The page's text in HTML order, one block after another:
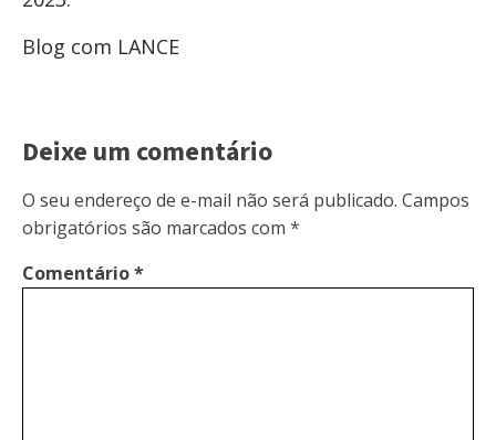
Blog com LANCE
Deixe um comentário
O seu endereço de e-mail não será publicado. Campos
obrigatórios são marcados com *
Comentário*